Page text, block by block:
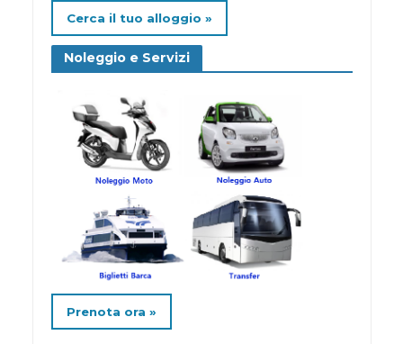
Cerca il tuo alloggio »
Noleggio e Servizi
Prenota ora »